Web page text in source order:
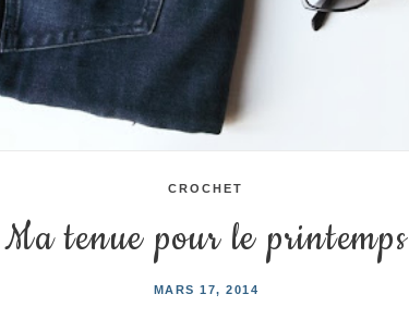
CROCHET
Ma tenue pour le printemps
MARS 17, 2014